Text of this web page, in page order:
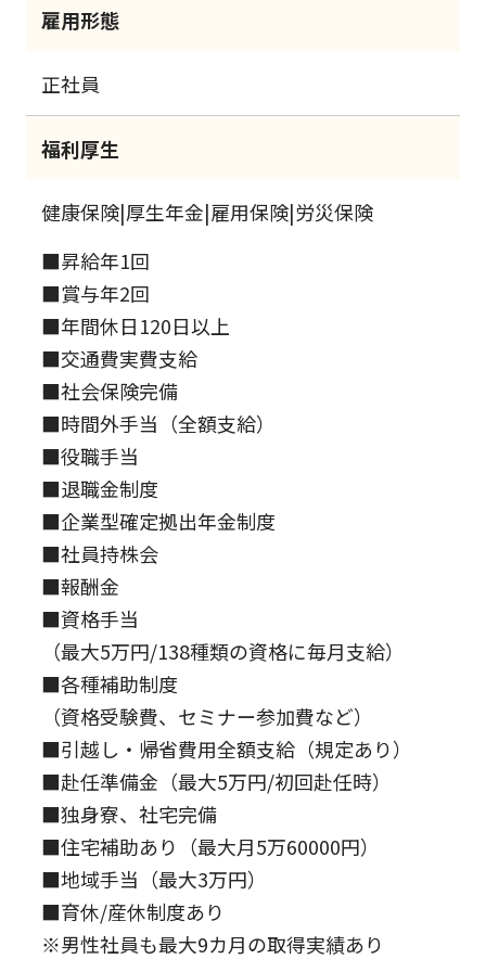
雇用形態
正社員
福利厚生
健康保険|厚生年金|雇用保険|労災保険
■昇給年1回
■賞与年2回
■年間休日120日以上
■交通費実費支給
■社会保険完備
■時間外手当（全額支給）
■役職手当
■退職金制度
■企業型確定拠出年金制度
■社員持株会
■報酬金
■資格手当
（最大5万円/138種類の資格に毎月支給）
■各種補助制度
（資格受験費、セミナー参加費など）
■引越し・帰省費用全額支給（規定あり）
■赴任準備金（最大5万円/初回赴任時）
■独身寮、社宅完備
■住宅補助あり（最大月5万60000円）
■地域手当（最大3万円）
■育休/産休制度あり
※男性社員も最大9カ月の取得実績あり